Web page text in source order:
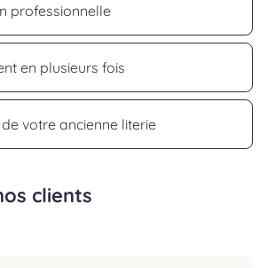
professionnelle
en plusieurs fois
votre ancienne literie
clients